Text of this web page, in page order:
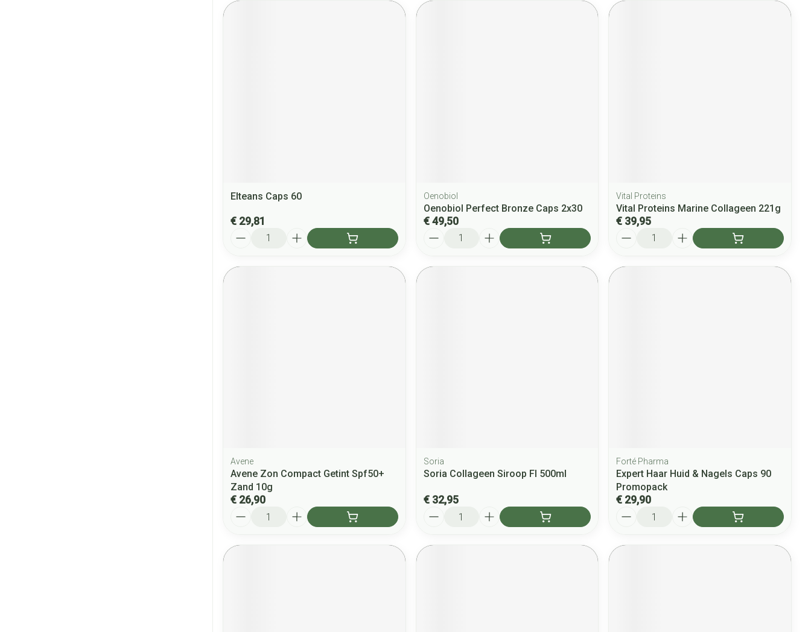
Elteans Caps 60
€ 29,81
Oenobiol
Oenobiol Perfect Bronze Caps 2x30
€ 49,50
Vital Proteins
Vital Proteins Marine Collageen 221g
€ 39,95
Avene
Avene Zon Compact Getint Spf50+
Zand 10g
€ 26,90
Soria
Soria Collageen Siroop Fl 500ml
€ 32,95
Forté Pharma
Expert Haar Huid & Nagels Caps 90
Promopack
€ 29,90